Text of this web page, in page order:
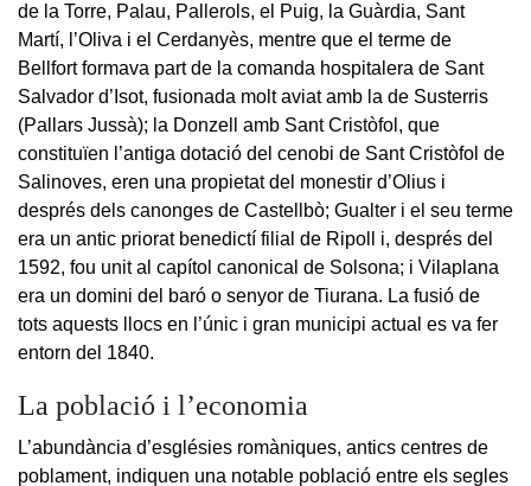
de la Torre, Palau, Pallerols, el Puig, la Guàrdia, Sant
Martí, l’Oliva i el Cerdanyès, mentre que el terme de
Bellfort formava part de la comanda hospitalera de Sant
Salvador d’Isot, fusionada molt aviat amb la de Susterris
(Pallars Jussà); la Donzell amb Sant Cristòfol, que
constituïen l’antiga dotació del cenobi de Sant Cristòfol de
Salinoves, eren una propietat del monestir d’Olius i
després dels canonges de Castellbò; Gualter i el seu terme
era un antic priorat benedictí filial de Ripoll i, després del
1592, fou unit al capítol canonical de Solsona; i Vilaplana
era un domini del baró o senyor de Tiurana. La fusió de
tots aquests llocs en l’únic i gran municipi actual es va fer
entorn del 1840.
La població i l’economia
L’abundància d’esglésies romàniques, antics centres de
poblament, indiquen una notable població entre els segles